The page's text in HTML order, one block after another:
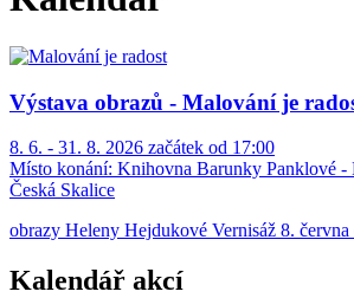
Výstava obrazů - Malování je
8. 6. - 31. 8. 2026 začátek od 17:00
Místo konání: Knihovna Barunky Panklové -
Česká Skalice
obrazy Heleny Hejdukové Vernisáž 8.
Kalendář akcí